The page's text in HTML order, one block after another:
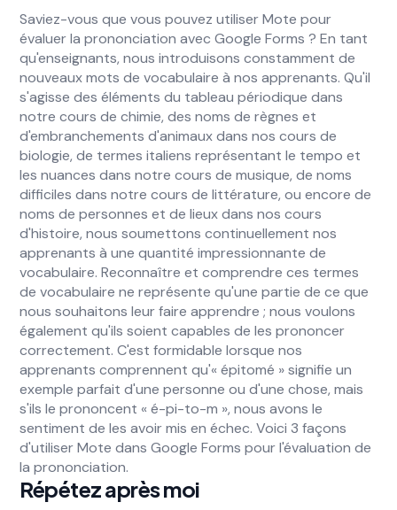
Saviez-vous que vous pouvez utiliser Mote pour
évaluer la prononciation avec Google Forms ? En tant
qu'enseignants, nous introduisons constamment de
nouveaux mots de vocabulaire à nos apprenants. Qu'il
s'agisse des éléments du tableau périodique dans
notre cours de chimie, des noms de règnes et
d'embranchements d'animaux dans nos cours de
biologie, de termes italiens représentant le tempo et
les nuances dans notre cours de musique, de noms
difficiles dans notre cours de littérature, ou encore de
noms de personnes et de lieux dans nos cours
d'histoire, nous soumettons continuellement nos
apprenants à une quantité impressionnante de
vocabulaire. Reconnaître et comprendre ces termes
de vocabulaire ne représente qu'une partie de ce que
nous souhaitons leur faire apprendre ; nous voulons
également qu'ils soient capables de les prononcer
correctement. C'est formidable lorsque nos
apprenants comprennent qu'« épitomé » signifie un
exemple parfait d'une personne ou d'une chose, mais
s'ils le prononcent « é-pi-to-m », nous avons le
sentiment de les avoir mis en échec. Voici 3 façons
d'utiliser Mote dans Google Forms pour l'évaluation de
la prononciation.
Répétez après moi